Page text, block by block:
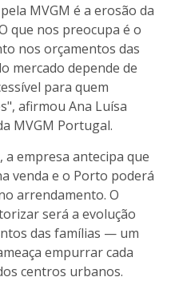
MVGM é a erosão da
que nos preocupa é o
nos orçamentos das
mercado depende de
para quem
afirmou Ana Luísa
MVGM Portugal.
empresa antecipa que
venda e o Porto poderá
arrendamento. O
será a evolução
das famílias — um
empurrar cada
centros urbanos.